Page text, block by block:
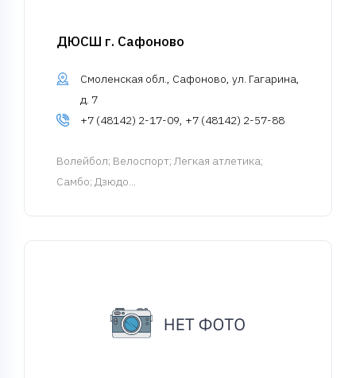
ДЮСШ г. Сафоново
Смоленская обл., Сафоново, ул. Гагарина,
д. 7
+7 (48142) 2-17-09, +7 (48142) 2-57-88
Волейбол; Велоспорт; Легкая атлетика;
Самбо; Дзюдо...